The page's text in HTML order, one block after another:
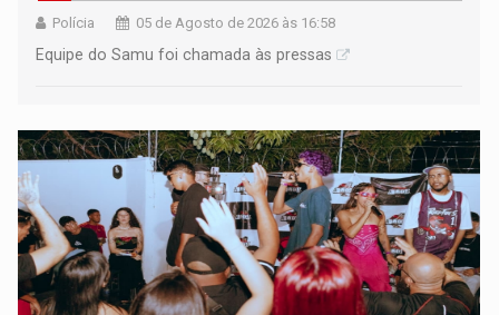
Polícia 05 de Agosto de 2026 às 16:58
Equipe do Samu foi chamada às pressas